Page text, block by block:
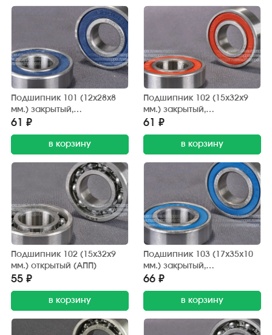
Подшипник 101 (12х28х8
мм.) закрытый,
обрезиненный (АПП)
61 ₽
в корзину
Подшипник 102 (15х32х9
мм.) закрытый,
обрезиненный (АПП)
61 ₽
в корзину
Подшипник 102 (15х32х9
мм.) открытый (АПП)
55 ₽
в корзину
Подшипник 103 (17х35х10
мм.) закрытый,
обрезиненный (АПП)
66 ₽
в корзину